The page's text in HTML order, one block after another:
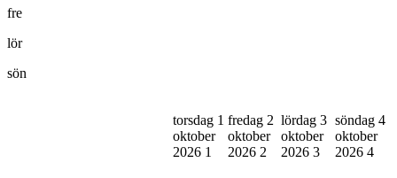
fre
lör
sön
torsdag 1
oktober
2026 1
fredag 2
oktober
2026 2
lördag 3
oktober
2026 3
söndag 4
oktober
2026 4